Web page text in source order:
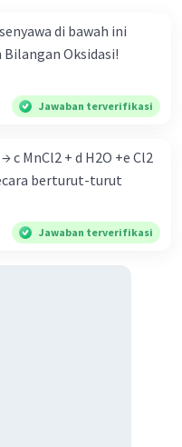
di bawah ini
Bilangan Oksidasi!
Jawaban terverifikasi
c MnCl2 + d H2O +e Cl2
berturut-turut
Jawaban terverifikasi